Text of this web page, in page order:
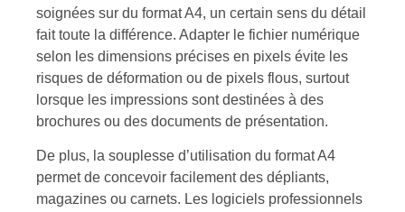
soignées sur du format A4, un certain sens du détail
fait toute la différence. Adapter le fichier numérique
selon les dimensions précises en pixels évite les
risques de déformation ou de pixels flous, surtout
lorsque les impressions sont destinées à des
brochures ou des documents de présentation.
De plus, la souplesse d’utilisation du format A4
permet de concevoir facilement des dépliants,
magazines ou carnets. Les logiciels professionnels